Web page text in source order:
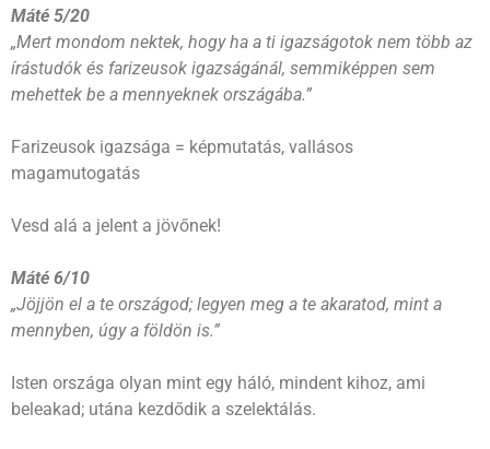
Máté 5/20
„Mert mondom nektek, hogy ha a ti igazságotok nem több az
írástudók és farizeusok igazságánál, semmiképpen sem
mehettek be a mennyeknek országába.”
Farizeusok igazsága = képmutatás, vallásos
magamutogatás
Vesd alá a jelent a jövőnek!
Máté 6/10
„Jöjjön el a te országod; legyen meg a te akaratod, mint a
mennyben, úgy a földön is.”
Isten országa olyan mint egy háló, mindent kihoz, ami
beleakad; utána kezdődik a szelektálás.